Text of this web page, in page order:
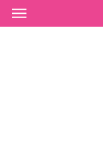
Ir al contenido principal